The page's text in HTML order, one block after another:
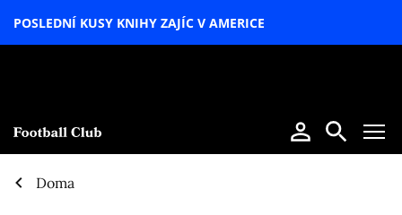
POSLEDNÍ KUSY KNIHY ZAJÍC V AMERICE
Doma